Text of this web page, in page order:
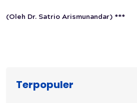
(Oleh Dr. Satrio Arismunandar) ***
Terpopuler